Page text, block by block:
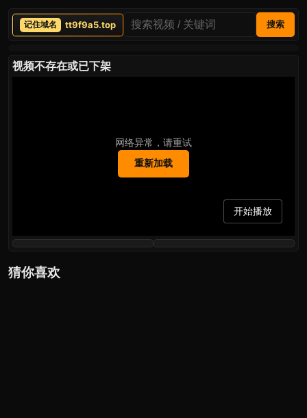
tt9f9a5.top 搜索
视频不存在或已下架
网络异常，请重试
重新加载
开始播放
猜你喜欢